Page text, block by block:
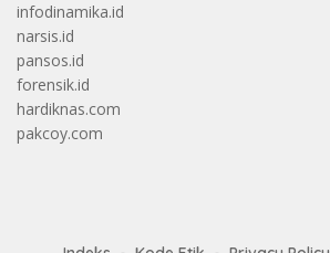
infodinamika.id
narsis.id
pansos.id
forensik.id
hardiknas.com
pakcoy.com